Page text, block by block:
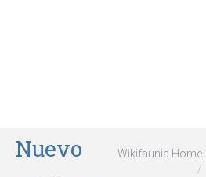
Nuevo
Wikifaunia Home